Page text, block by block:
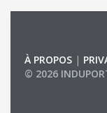
À PROPOS |
© 2026